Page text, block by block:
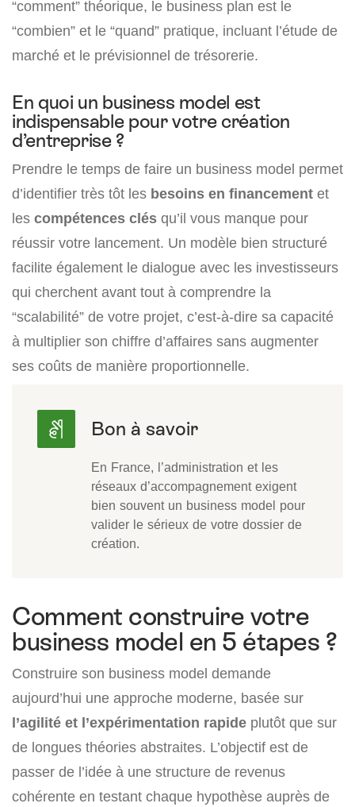
“comment” théorique, le business plan est le
“combien” et le “quand” pratique, incluant l’étude de
marché et le prévisionnel de trésorerie.
En quoi un business model est
indispensable pour votre création
d’entreprise ?
Prendre le temps de faire un business model permet
d’identifier très tôt les besoins en financement et
les compétences clés qu’il vous manque pour
réussir votre lancement. Un modèle bien structuré
facilite également le dialogue avec les investisseurs
qui cherchent avant tout à comprendre la
“scalabilité” de votre projet, c’est-à-dire sa capacité
à multiplier son chiffre d’affaires sans augmenter
ses coûts de manière proportionnelle.
En France, l’administration et les
réseaux d’accompagnement exigent
bien souvent un business model pour
valider le sérieux de votre dossier de
création.
Comment construire votre
business model en 5 étapes ?
Construire son business model demande
aujourd’hui une approche moderne, basée sur
l’agilité et l’expérimentation rapide plutôt que sur
de longues théories abstraites. L’objectif est de
passer de l’idée à une structure de revenus
cohérente en testant chaque hypothèse auprès de